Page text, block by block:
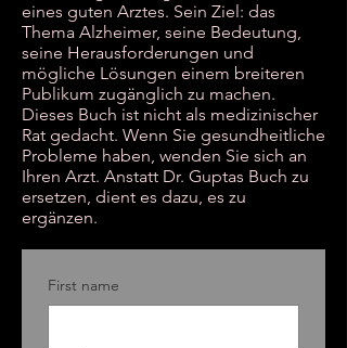
eines guten Arztes. Sein Ziel: das
Thema Alzheimer, seine Bedeutung,
seine Herausforderungen und
mögliche Lösungen einem breiteren
Publikum zugänglich zu machen.
Dieses Buch ist nicht als medizinischer
Rat gedacht. Wenn Sie gesundheitliche
Probleme haben, wenden Sie sich an
Ihren Arzt. Anstatt Dr. Guptas Buch zu
ersetzen, dient es dazu, es zu
ergänzen.
First name